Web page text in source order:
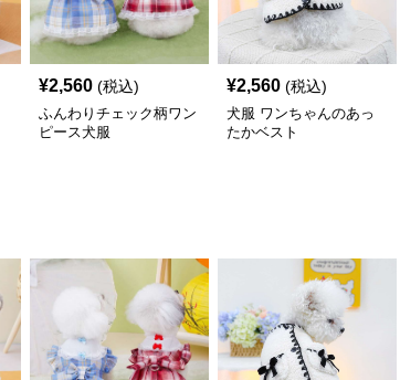
¥2,560 (税込)
ふんわりチェック柄ワン
ピース犬服
¥2,560 (税込)
犬服 ワンちゃんのあっ
たかベスト